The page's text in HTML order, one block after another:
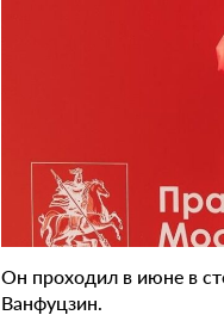
Он проходил в июне в
Ванфуцзин.